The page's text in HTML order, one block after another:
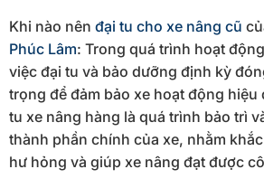
Khi nào nên đại tu cho xe nâng cũ
Phúc Lâm: Trong quá trình hoạt
việc đại tu và bảo dưỡng định kỳ
trọng để đảm bảo xe hoạt động hiệu
tu xe nâng hàng là quá trình bảo trì
thành phần chính của xe, nhằm
hư hỏng và giúp xe nâng đạt được